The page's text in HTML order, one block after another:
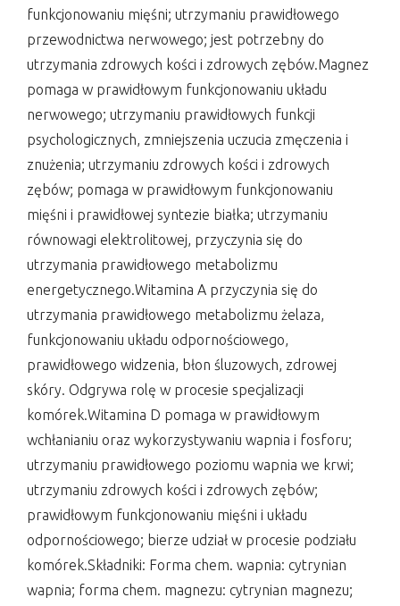
funkcjonowaniu mięśni; utrzymaniu prawidłowego
przewodnictwa nerwowego; jest potrzebny do
utrzymania zdrowych kości i zdrowych zębów.Magnez
pomaga w prawidłowym funkcjonowaniu układu
nerwowego; utrzymaniu prawidłowych funkcji
psychologicznych, zmniejszenia uczucia zmęczenia i
znużenia; utrzymaniu zdrowych kości i zdrowych
zębów; pomaga w prawidłowym funkcjonowaniu
mięśni i prawidłowej syntezie białka; utrzymaniu
równowagi elektrolitowej, przyczynia się do
utrzymania prawidłowego metabolizmu
energetycznego.Witamina A przyczynia się do
utrzymania prawidłowego metabolizmu żelaza,
funkcjonowaniu układu odpornościowego,
prawidłowego widzenia, błon śluzowych, zdrowej
skóry. Odgrywa rolę w procesie specjalizacji
komórek.Witamina D pomaga w prawidłowym
wchłanianiu oraz wykorzystywaniu wapnia i fosforu;
utrzymaniu prawidłowego poziomu wapnia we krwi;
utrzymaniu zdrowych kości i zdrowych zębów;
prawidłowym funkcjonowaniu mięśni i układu
odpornościowego; bierze udział w procesie podziału
komórek.Składniki: Forma chem. wapnia: cytrynian
wapnia; forma chem. magnezu: cytrynian magnezu;